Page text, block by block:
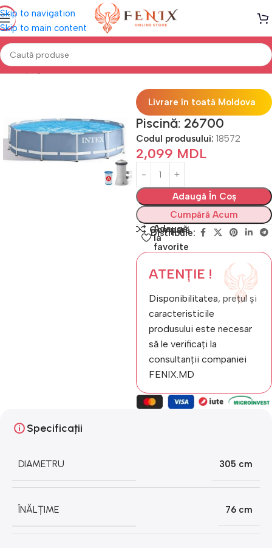
Skip to navigation
Skip to main content
Prima pagină PISCINE Piscine cu cadru
Livrare în toată Moldova
Piscină: 26700
Codul produsului: 18572
2,099 MDL
Adaugă În Coș
Cumpără Acum
Compară
Adaugă
la
favorite
Distribuie:
ATENȚIE !
Disponibilitatea, prețul și
caracteristicile
produsului este necesar
să le verificați la
consultanții companiei
FENIX.MD
Specificații
DIAMETRU 305 cm
ÎNĂLȚIME 76 cm